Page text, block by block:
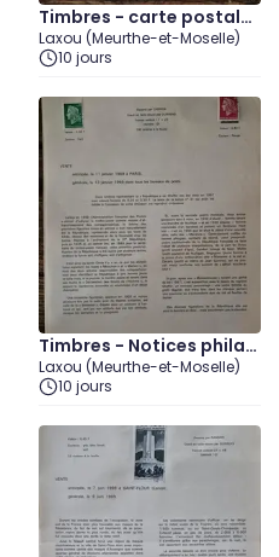
Timbres - carte postale
(2) - 14 juillet
Laxou (Meurthe-et-Moselle)
10 jours
Timbres - Notices philat
éliques - 1969 (lot1)
Laxou (Meurthe-et-Moselle)
10 jours